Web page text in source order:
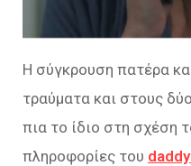
Η σύγκρουση πατέρα
τραύματα και στους
πια το ίδιο στη σχέση
πληροφορίες του